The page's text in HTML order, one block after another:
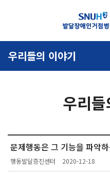
우리들의 이야기
우리
문제행동은 그 기능을 파악
행동발달증진센터 2020-12-18